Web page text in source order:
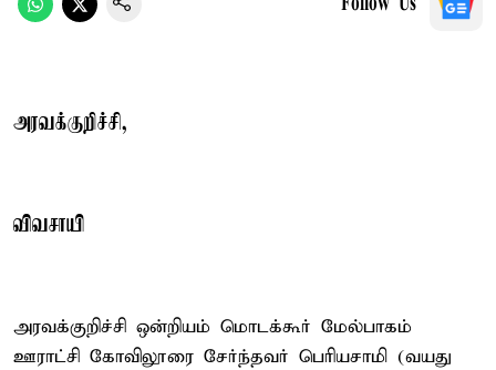
அரவக்குறிச்சி,
விவசாயி
அரவக்குறிச்சி ஒன்றியம் மொடக்கூர் மேல்பாகம்
ஊராட்சி கோவிலூரை சேர்ந்தவர் பெரியசாமி (வயது